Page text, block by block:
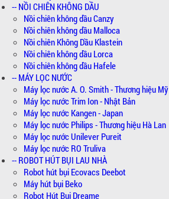
-- NỒI CHIÊN KHÔNG DẦU
Nồi chiên không dầu Canzy
Nồi chiên không dầu Malloca
Nồi chiên Không Dầu Klastein
Nồi chiên không dầu Lorca
Nồi chiên không dầu Hafele
-- MÁY LỌC NƯỚC
Máy lọc nước A. O. Smith - Thương hiệu Mỹ
Máy lọc nước Trim Ion - Nhật Bản
Máy lọc nước Kangen - Japan
Máy lọc nước Philips - Thương hiệu Hà Lan
Máy lọc nước Unilever Pureit
Máy lọc nước RO Truliva
-- ROBOT HÚT BỤI LAU NHÀ
Robot hút bụi Ecovacs Deebot
Máy hút bụi Beko
Robot Hút Bụi Dreame